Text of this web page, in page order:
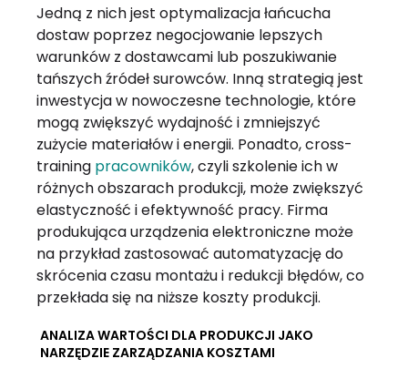
Jedną z nich jest optymalizacja łańcucha
dostaw poprzez negocjowanie lepszych
warunków z dostawcami lub poszukiwanie
tańszych źródeł surowców. Inną strategią jest
inwestycja w nowoczesne technologie, które
mogą zwiększyć wydajność i zmniejszyć
zużycie materiałów i energii. Ponadto, cross-
training pracowników, czyli szkolenie ich w
różnych obszarach produkcji, może zwiększyć
elastyczność i efektywność pracy. Firma
produkująca urządzenia elektroniczne może
na przykład zastosować automatyzację do
skrócenia czasu montażu i redukcji błędów, co
przekłada się na niższe koszty produkcji.
ANALIZA WARTOŚCI DLA PRODUKCJI JAKO
NARZĘDZIE ZARZĄDZANIA KOSZTAMI